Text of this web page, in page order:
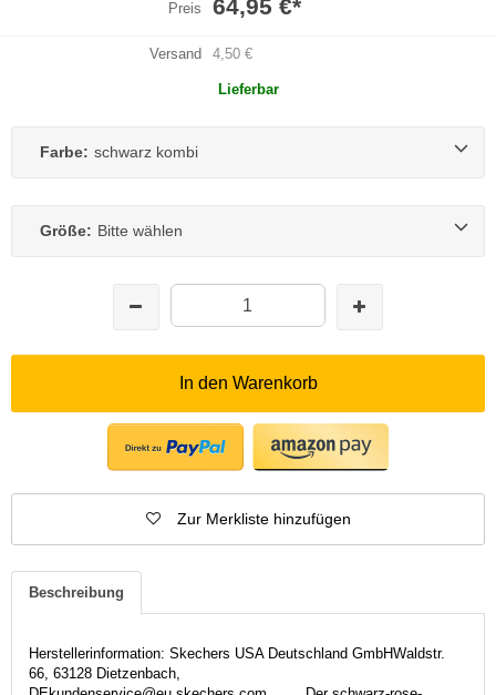
Preis 64,95 €*
Versand 4,50 €
Lieferbar
Farbe: schwarz kombi
Größe: Bitte wählen
In den Warenkorb
Zur Merkliste hinzufügen
Beschreibung
Herstellerinformation: Skechers USA Deutschland GmbHWaldstr.
66, 63128 Dietzenbach,